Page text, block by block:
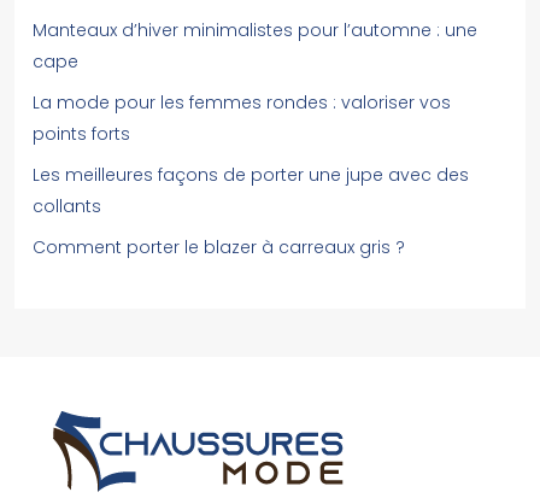
Manteaux d’hiver minimalistes pour l’automne : une
cape
La mode pour les femmes rondes : valoriser vos
points forts
Les meilleures façons de porter une jupe avec des
collants
Comment porter le blazer à carreaux gris ?